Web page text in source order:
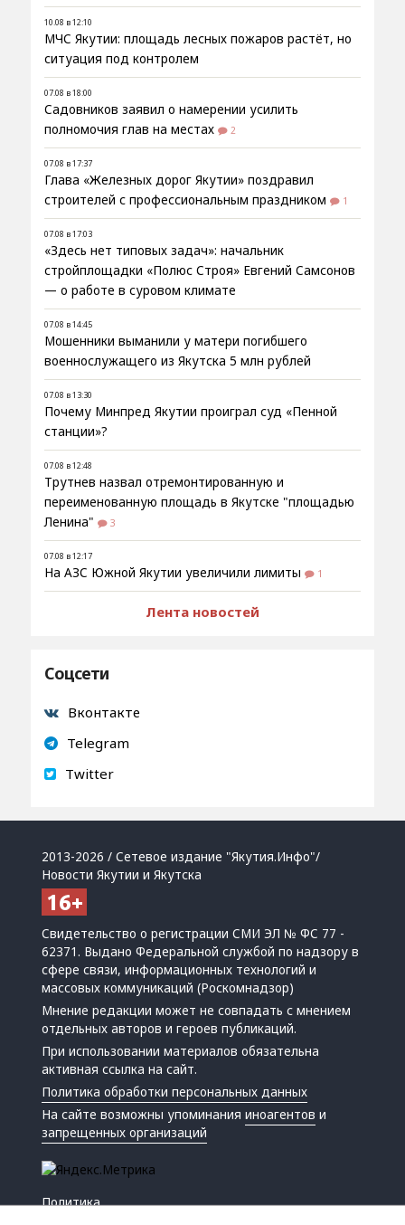
10.08 в 12:10
МЧС Якутии: площадь лесных пожаров растёт, но
ситуация под контролем
07.08 в 18:00
Садовников заявил о намерении усилить
полномочия глав на местах
2
07.08 в 17:37
Глава «Железных дорог Якутии» поздравил
строителей с профессиональным праздником
1
07.08 в 17:03
«Здесь нет типовых задач»: начальник
стройплощадки «Полюс Строя» Евгений Самсонов
— о работе в суровом климате
07.08 в 14:45
Мошенники выманили у матери погибшего
военнослужащего из Якутска 5 млн рублей
07.08 в 13:30
Почему Минпред Якутии проиграл суд «Пенной
станции»?
07.08 в 12:48
Трутнев назвал отремонтированную и
переименованную площадь в Якутске "площадью
Ленина"
3
07.08 в 12:17
На АЗС Южной Якутии увеличили лимиты 1
Лента новостей
Соцсети
Вконтакте
Telegram
Twitter
2013-2026 / Сетевое издание "Якутия.Инфо"/
Новости Якутии и Якутска
Свидетельство о регистрации СМИ ЭЛ № ФС 77 -
62371. Выдано Федеральной службой по надзору в
сфере связи, информационных технологий и
массовых коммуникаций (Роскомнадзор)
Мнение редакции может не совпадать с мнением
отдельных авторов и героев публикаций.
При использовании материалов обязательна
активная ссылка на сайт.
Политика обработки персональных данных
На сайте возможны упоминанияиноагентов и
запрещенных организаций
Политика